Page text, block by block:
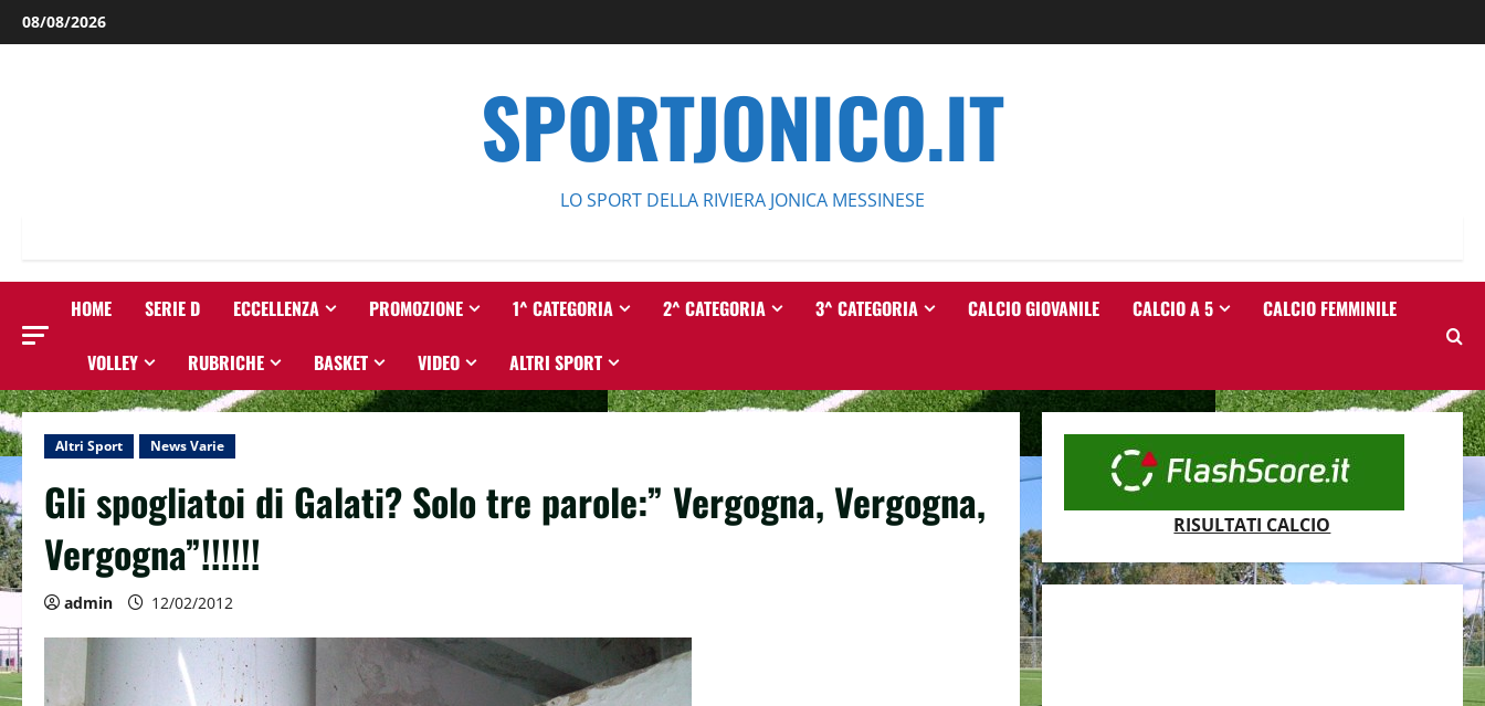
Salta
al
08/08/2026
SPORTJONICO.IT
LO SPORT DELLA RIVIERA JONICA MESSINESE
HOME SERIE D ECCELLENZA PROMOZIONE 1^ CATEGORIA 2^ CATEGORIA 3^ CATEGORIA CALCIO GIOVANILE CALCIO A 5 CALCIO FEMMINILE
VOLLEY RUBRICHE BASKET VIDEO ALTRI SPORT
Altri Sport News Varie
Gli spogliatoi di Galati? Solo tre parole:” Vergogna, Vergogna,
Vergogna”!!!!!!
admin 12/02/2012
RISULTATI CALCIO